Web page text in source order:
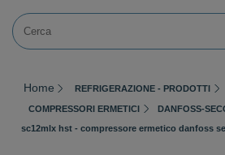
Home REFRIGERAZIONE - PRODOTTI
COMPRESSORI ERMETICI
DANFOSS-
sc12mlx hst - compressore ermetico danfoss